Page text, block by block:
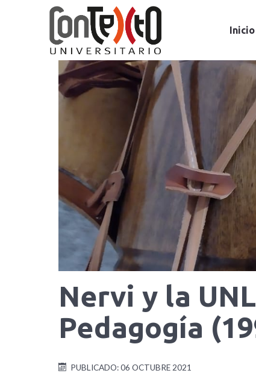
Inicio
Nervi y la
Pedagogía
PUBLICADO: 06 OCTUBRE 2021